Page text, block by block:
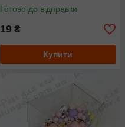
Готово до відправки
19 ₴
Купити